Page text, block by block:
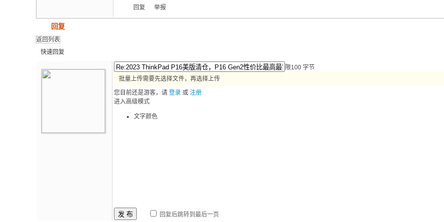
回复 举报
回复
返回列表
快速回复
限100 字节
批量上传需要先选择文件，再选择上传
您目前还是游客，请 登录 或 注册
进入高级模式
文字颜色
发 布 回复后跳转到最后一页